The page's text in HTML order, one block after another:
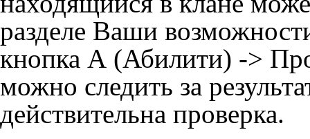
разделе Ваши
кнопка А (Абилити) ->
можно следить за
действительна проверка.